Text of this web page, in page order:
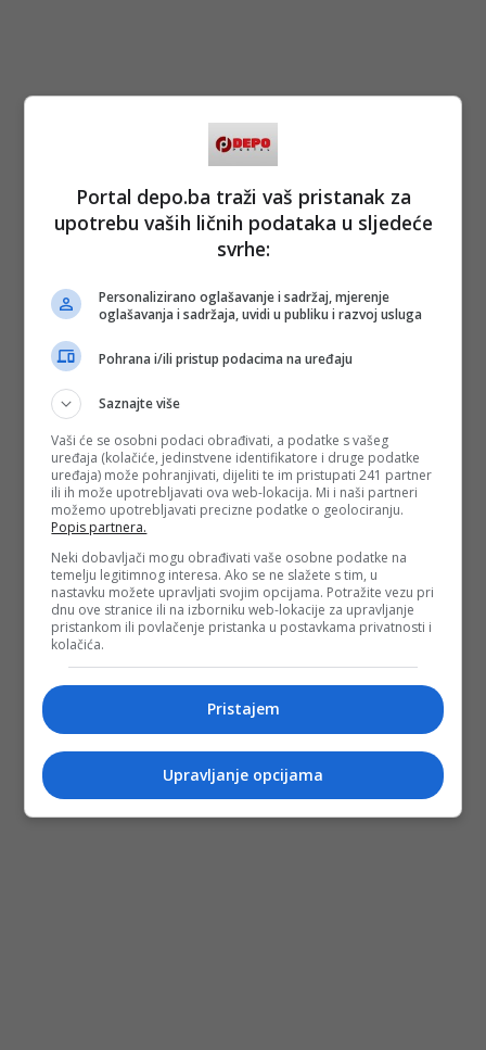
Portal depo.ba traži vaš pristanak za
upotrebu vaših ličnih podataka u sljedeće
svrhe:
Personalizirano oglašavanje i sadržaj, mjerenje
oglašavanja i sadržaja, uvidi u publiku i razvoj usluga
Pohrana i/ili pristup podacima na uređaju
Saznajte više
Vaši će se osobni podaci obrađivati, a podatke s vašeg
uređaja (kolačiće, jedinstvene identifikatore i druge podatke
uređaja) može pohranjivati, dijeliti te im pristupati 241 partner
ili ih može upotrebljavati ova web-lokacija. Mi i naši partneri
možemo upotrebljavati precizne podatke o geolociranju.
Popis partnera.
Neki dobavljači mogu obrađivati vaše osobne podatke na
temelju legitimnog interesa. Ako se ne slažete s tim, u
nastavku možete upravljati svojim opcijama. Potražite vezu pri
dnu ove stranice ili na izborniku web-lokacije za upravljanje
pristankom ili povlačenje pristanka u postavkama privatnosti i
kolačića.
Pristajem
Upravljanje opcijama